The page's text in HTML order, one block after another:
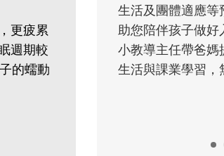
更疲累
週期較
的蠕動
適應等預備能力做起，幫
做好入學準備，還有國
爸媽提前了解小一校園
習，無痛銜接上小學。